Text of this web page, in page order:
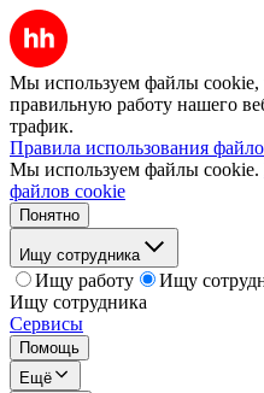
Мы используем файлы cookie,
правильную работу нашего
трафик.
Правила использования
Мы используем файлы cookie.
файлов cookie
Понятно
Ищу сотрудника
Ищу работу
Ищу
Ищу сотрудника
Сервисы
Помощь
Ещё